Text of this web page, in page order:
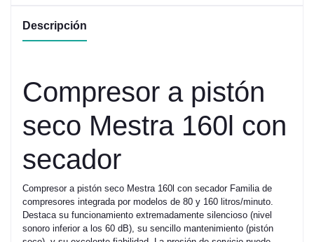
Descripción
Compresor a pistón
seco Mestra 160l con
secador
Compresor a pistón seco Mestra 160l con secador Familia de
compresores integrada por modelos de 80 y 160 litros/minuto.
Destaca su funcionamiento extremadamente silencioso (nivel
sonoro inferior a los 60 dB), su sencillo mantenimiento (pistón